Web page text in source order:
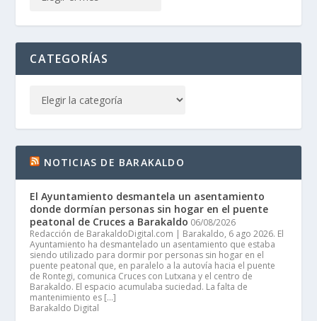
CATEGORÍAS
NOTICIAS DE BARAKALDO
El Ayuntamiento desmantela un asentamiento
donde dormían personas sin hogar en el puente
peatonal de Cruces a Barakaldo 06/08/2026
Redacción de BarakaldoDigital.com | Barakaldo, 6 ago 2026. El
Ayuntamiento ha desmantelado un asentamiento que estaba
siendo utilizado para dormir por personas sin hogar en el
puente peatonal que, en paralelo a la autovía hacia el puente
de Rontegi, comunica Cruces con Lutxana y el centro de
Barakaldo. El espacio acumulaba suciedad. La falta de
mantenimiento es […]
Barakaldo Digital